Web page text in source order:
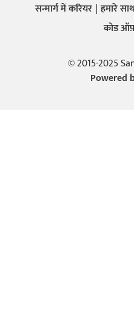
सन्मार्ग में करियर हमारे
कोड
© 2015-2025
Powered